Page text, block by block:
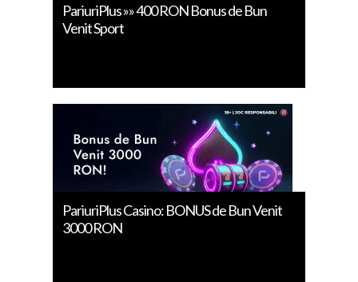
PariuriPlus »» 400 RON Bonus de Bun
Venit Sport
PariuriPlus Casino: BONUS de Bun Venit
3000 RON